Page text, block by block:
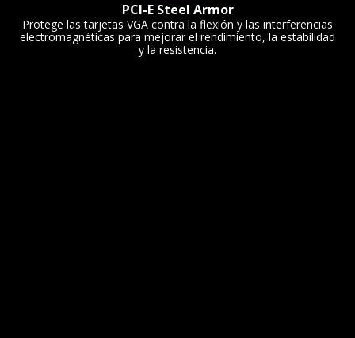
PCI-E Steel Armor
Protege las tarjetas VGA contra la flexión y las interferencias
electromagnéticas para mejorar el rendimiento, la estabilidad
y la resistencia.